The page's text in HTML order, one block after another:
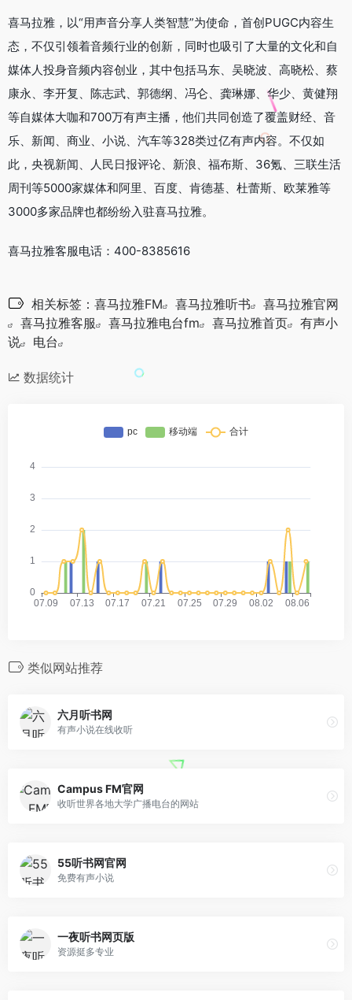
喜马拉雅，以“用声音分享人类智慧”为使命，首创PUGC内容生
态，不仅引领着音频行业的创新，同时也吸引了大量的文化和自
媒体人投身音频内容创业，其中包括马东、吴晓波、高晓松、蔡
康永、李开复、陈志武、郭德纲、冯仑、龚琳娜、华少、黄健翔
等自媒体大咖和700万有声主播，他们共同创造了覆盖财经、音
乐、新闻、商业、小说、汽车等328类过亿有声内容。不仅如
此，央视新闻、人民日报评论、新浪、福布斯、36氪、三联生活
周刊等5000家媒体和阿里、百度、肯德基、杜蕾斯、欧莱雅等
3000多家品牌也都纷纷入驻喜马拉雅。
喜马拉雅客服电话：400-8385616
相关标签： 喜马拉雅FM 喜马拉雅听书
喜马拉雅官网
喜马拉雅客服
喜马拉雅电台fm 喜马拉雅首页
有声小
说
电台
数据统计
类似网站推荐
六月听书网
有声小说在线收听
Campus FM官网
收听世界各地大学广播电台的网站
55听书网官网
免费有声小说
一夜听书网页版
资源挺多专业